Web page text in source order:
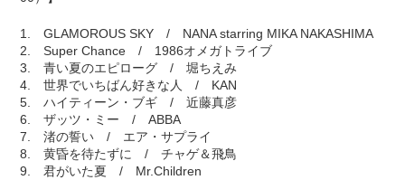
1. GLAMOROUS SKY / NANA starring MIKA NAKASHIMA
2. Super Chance / 1986オメガトライブ
3. 青い夏のエピローグ / 堀ちえみ
4. 世界でいちばん好きな人 / KAN
5. ハイティーン・ブギ / 近藤真彦
6. ザッツ・ミー / ABBA
7. 渚の誓い / エア・サプライ
8. 黄昏を待たずに / チャゲ＆飛鳥
9. 君がいた夏 / Mr.Children